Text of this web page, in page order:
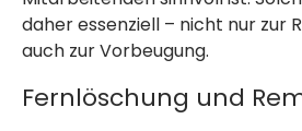
daher essenziell – nicht nur zur
auch zur Vorbeugung.
Fernlöschung und